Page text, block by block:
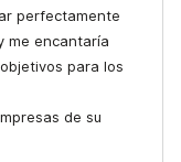
perfectamente
me encantaría
para los
de su